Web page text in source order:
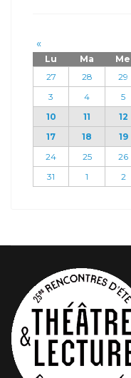
«
Lu Ma Me
27
28 29
3
4 5
10
11 12
17
18 19
24
25 26
31
1 2